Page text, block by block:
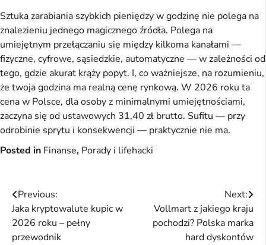
Sztuka zarabiania szybkich pieniędzy w godzinę nie polega na
znalezieniu jednego magicznego źródła. Polega na
umiejętnym przełączaniu się między kilkoma kanałami —
fizyczne, cyfrowe, sąsiedzkie, automatyczne — w zależności od
tego, gdzie akurat krąży popyt. I, co ważniejsze, na rozumieniu,
że twoja godzina ma realną cenę rynkową. W 2026 roku ta
cena w Polsce, dla osoby z minimalnymi umiejętnościami,
zaczyna się od ustawowych 31,40 zł brutto. Sufitu — przy
odrobinie sprytu i konsekwencji — praktycznie nie ma.
Posted in Finanse, Porady i lifehacki
Nawigacja
wpisu
Previous:
Jaka kryptowalute kupic w
2026 roku – pełny
przewodnik
Next:
Vollmart z jakiego kraju
pochodzi? Polska marka
hard dyskontów